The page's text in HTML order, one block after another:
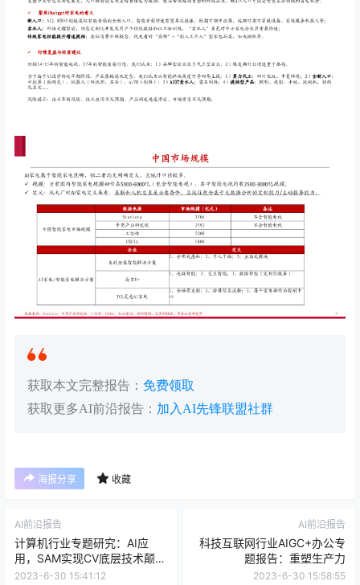
获取本文完整报告： 免费领取
获取更多AI前沿报告： 加入AI先锋联盟社群
海报分享 收藏
AI前沿报告
计算机行业专题研究：AI应
用，SAM实现CV底层技术颠覆
式创新，或将赋能多场景应用
2023-6-30 15:41:12
AI前沿报告
科技互联网行业AIGC+办公专
题报告：重塑生产力
2023-6-30 15:58:55